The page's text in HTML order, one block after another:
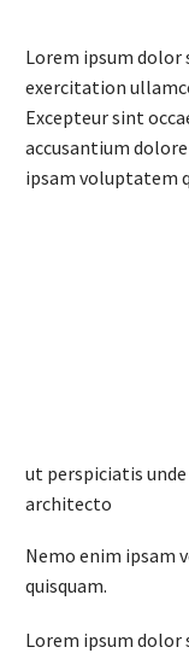
Lorem ipsum dolor
exercitation
Excepteur sint
accusantium
ipsam voluptatem
ut perspiciatis
architecto
Nemo enim ipsam
quisquam.
Lorem ipsum dolor